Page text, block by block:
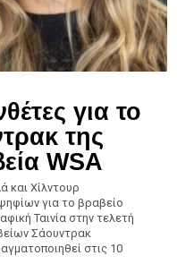
για το
της
WSA
και Χίλντουρ
για το βραβείο
Ταινία στην τελετή
Σάουντρακ
στις 10